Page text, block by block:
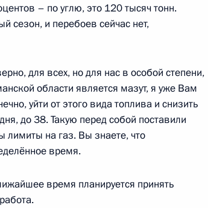
области Мариной
Флота
– по углю, это 120 тысяч тонн.
сезон, и перебоев сейчас нет,
для всех, но для нас в особой степени,
области является мазут, я уже Вам
уйти от этого вида топлива и снизить
до 38. Такую перед собой поставили
лимиты на газ. Вы знаете, что
время.
время планируется принять